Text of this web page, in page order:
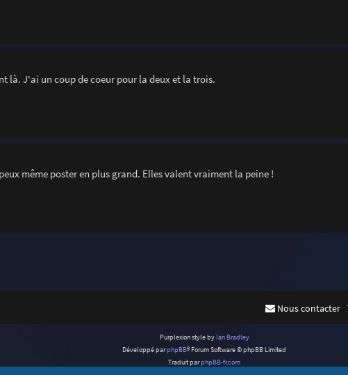
là. J'ai un coup de coeur pour la deux et la trois.
même poster en plus grand. Elles valent vraiment la peine !
Nous contacter
Purplexion style by Ian Bradley
Développé parphpBB® Forum Software © phpBB Limited
Traduit parphpBB-fr.com